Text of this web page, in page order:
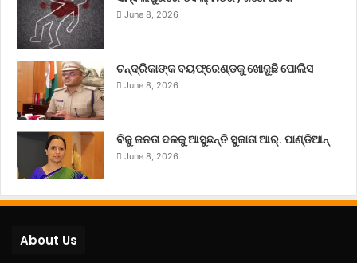
June 8, 2026
ଚନ୍ଦ୍ରିକାଙ୍କ ବୟଫ୍ରେଣ୍ଡକୁ ଖୋଜୁଛି ପୋଲିସ
June 8, 2026
ବିଜୁ ଜନତା ଦଳକୁ ଆସୁଛନ୍ତି ସୁଜାତା ଆର୍‌. ପାଣ୍ଡିଆନ୍
June 8, 2026
About Us